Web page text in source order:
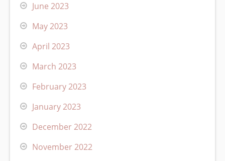
June 2023
May 2023
April 2023
March 2023
February 2023
January 2023
December 2022
November 2022